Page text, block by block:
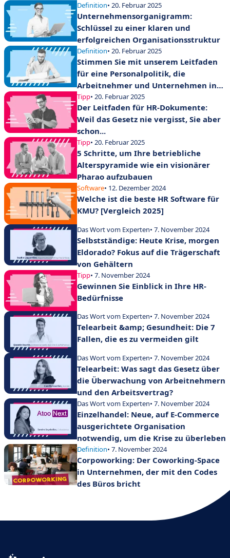
Definition• 20. Februar 2025
Unternehmensorganigramm:
Schlüssel zu einer klaren und
erfolgreichen Organisationsstruktur
Definition• 20. Februar 2025
Stimmen Sie mit unserem Leitfaden
für eine Personalpolitik, die
Arbeitnehmer und Unternehmen in
Einklang bringt.
Tipp• 20. Februar 2025
Der Leitfaden für HR-Dokumente:
Weil das Gesetz nie vergisst, Sie aber
schon...
Tipp• 20. Februar 2025
5 Schritte, um Ihre betriebliche
Alterspyramide wie ein visionärer
Pharao aufzubauen
Software• 12. Dezember 2024
Welche ist die beste HR Software für
KMU? [Vergleich 2025]
Das Wort vom Experten• 7. November 2024
Selbstständige: Heute Krise, morgen
Eldorado? Fokus auf die Trägerschaft
von Gehältern
Tipp• 7. November 2024
Gewinnen Sie Einblick in Ihre HR-
Bedürfnisse
Das Wort vom Experten• 7. November 2024
Telearbeit &amp; Gesundheit: Die 7
Fallen, die es zu vermeiden gilt
Das Wort vom Experten• 7. November 2024
Telearbeit: Was sagt das Gesetz über
die Überwachung von Arbeitnehmern
und den Arbeitsvertrag?
Das Wort vom Experten• 7. November 2024
Einzelhandel: Neue, auf E-Commerce
ausgerichtete Organisation
notwendig, um die Krise zu überleben
Definition• 7. November 2024
Corpoworking: Der Coworking-Space
in Unternehmen, der mit den Codes
des Büros bricht